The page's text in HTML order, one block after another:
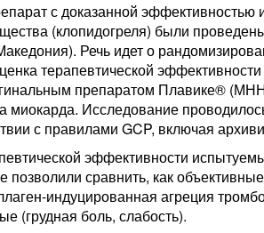
с доказанной эффективностью
(клопидогреля) были
Речь идет о
терапевтической
препаратом Плавике®
миокарда. Исследование
с правилами GCP, включая
эффективности
позволили сравнить, как
индуцированная агреция
(грудная боль, слабость).